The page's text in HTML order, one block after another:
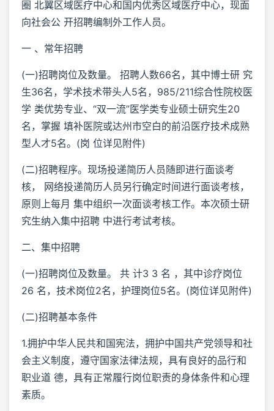
圈 北翼区域医疗中心和国内优秀区域医疗中心，现面
向社会公 开招聘编制外工作人员。
一 、常年招聘
(一)招聘岗位及数量。 招聘人数66名，其中博士研 究
生36名，学术技术带头人5名，985/211综合性院校医
学 类优势专业、“双一流”医学类专业硕士研究生20
名，掌握 填补医院或达州市空白的前沿医疗技术成熟
型人才5名。(岗 位详见附件)
(二)招聘程序。现场投递简历人员随即进行面谈考
核， 网络投递简历人员另行确定时间进行面谈考核，
原则上每月 集中组织一次面谈考核工作。本次硕士研
究生纳入集中招聘 中进行考试考核。
二、集中招聘
(一)招聘岗位及数量。 共 计3 3 名 ，其中诊疗岗位
26 名，技术岗位2名，护理岗位5名。(岗位详见附件)
(二)招聘基本条件
1.拥护中华人民共和国宪法，拥护中国共产党领导和社
会主义制度，遵守国家法律法规，具有良好的品行和
职业道 德，具有正常履行岗位职责的身体条件和心理
素质。